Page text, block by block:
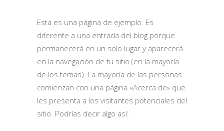
Esta es una página de ejemplo. Es
diferente a una entrada del blog porque
permanecerá en un solo lugar y aparecerá
en la navegación de tu sitio (en la mayoría
de los temas). La mayoría de las personas
comienzan con una página «Acerca de» que
les presenta a los visitantes potenciales del
sitio. Podrías decir algo así: